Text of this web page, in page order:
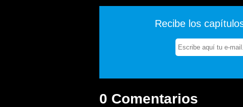
Recibe los
0 Comentarios